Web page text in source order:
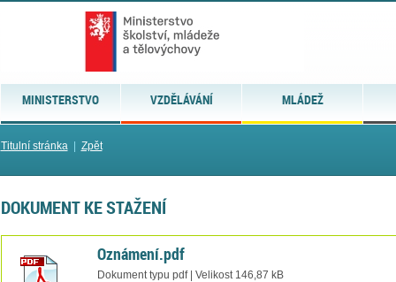
MINISTERSTVO VZDĚLÁVÁNÍ MLÁDEŽ
Titulní stránka| Zpět
DOKUMENT KE STAŽENÍ
Oznámení.pdf
Dokument typu pdf | Velikost 146,87 kB